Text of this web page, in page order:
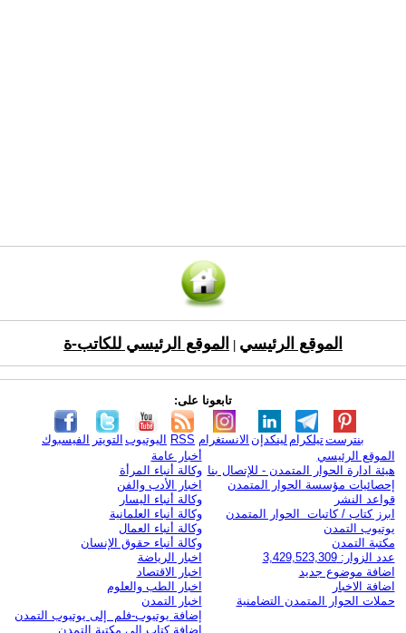
الموقع الرئيسي الموقع الرئيسي للكاتب-ة
تابعونا على:
الفيسبوك التويتر اليوتيوب RSS الانستغرام لينكدإن تيلكرامبنترست
الموقع الرئيسي
هيئة ادارة الحوار المتمدن - للإتصال بنا
إحصائيات مؤسسة الحوار المتمدن
قواعد النشر
ابرز كتاب / كاتبات الحوار المتمدن
يوتيوب التمدن
مكتبة التمدن
عدد الزوار: 3,429,523,309
اضافة موضوع جديد
اضافة الاخبار
حملات الحوار المتمدن التضامنية
أخبار عامة
وكالة أنباء المرأة
اخبار الأدب والفن
وكالة أنباء اليسار
وكالة أنباء العلمانية
وكالة أنباء العمال
وكالة أنباء حقوق الإنسان
اخبار الرياضة
اخبار الاقتصاد
اخبار الطب والعلوم
اخبار التمدن
إضافة يوتيوب-فلم إلى يوتيوب التمدن
إضافة كتاب إلى مكتبة التمدن